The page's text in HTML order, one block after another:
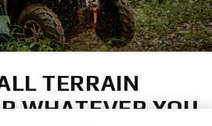
TERRAIN
WHATEVER YOU